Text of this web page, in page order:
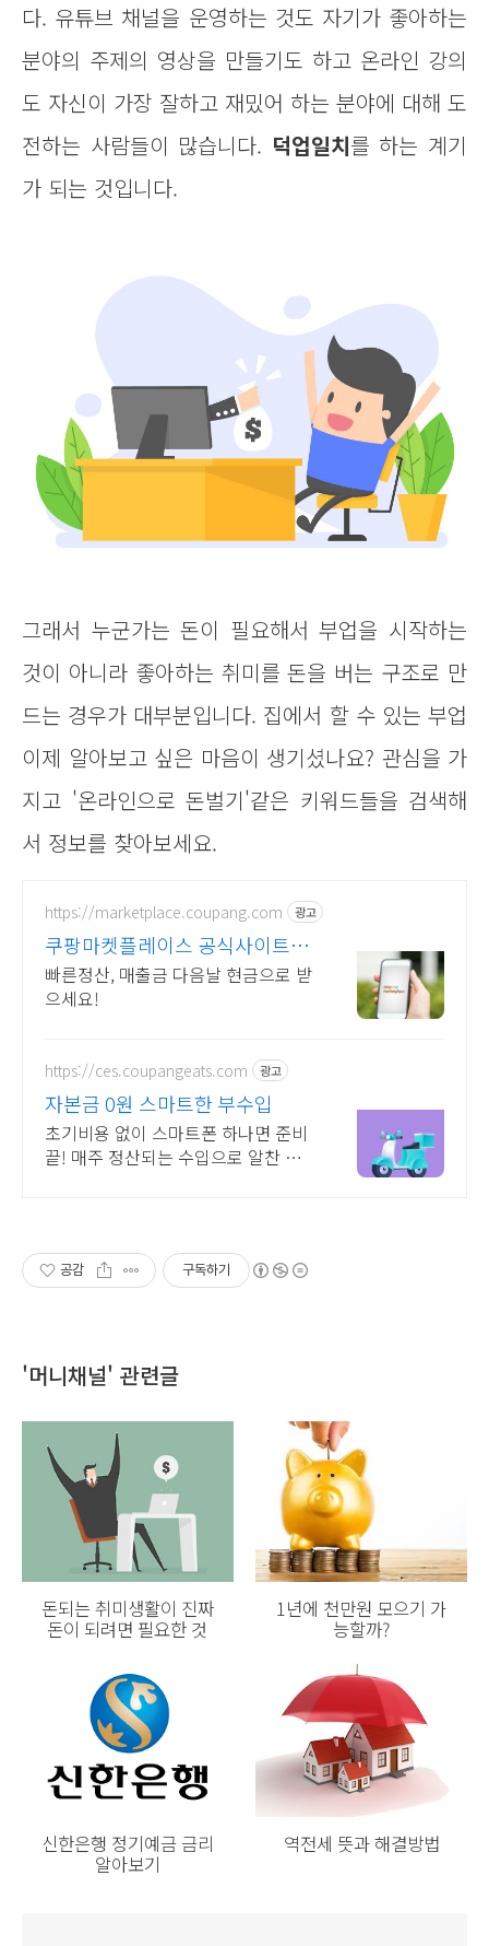
다. 유튜브 채널을 운영하는 것도 자기가 좋아하는
분야의 주제의 영상을 만들기도 하고 온라인 강의
도 자신이 가장 잘하고 재밌어 하는 분야에 대해 도
전하는 사람들이 많습니다. 덕업일치를 하는 계기
가 되는 것입니다.
그래서 누군가는 돈이 필요해서 부업을 시작하는
것이 아니라 좋아하는 취미를 돈을 버는 구조로 만
드는 경우가 대부분입니다. 집에서 할 수 있는 부업
이제 알아보고 싶은 마음이 생기셨나요? 관심을 가
지고 '온라인으로 돈벌기'같은 키워드들을 검색해
서 정보를 찾아보세요.
https://marketplace.coupang.com 광고
쿠팡마켓플레이스 공식사이트 쿠
팡 공식 입점사이트
빠른정산, 매출금 다음날 현금으로 받
으세요!
https://ces.coupangeats.com 광고
자본금 0원 스마트한 부수입
초기비용 없이 스마트폰 하나면 준비
끝! 매주 정산되는 수입으로 알찬 재
공감 구독하기
'머니채널' 관련글
돈되는 취미생활이 진짜
돈이 되려면 필요한 것
1년에 천만원 모으기 가
능할까?
신한은행 정기예금 금리
알아보기
역전세 뜻과 해결방법